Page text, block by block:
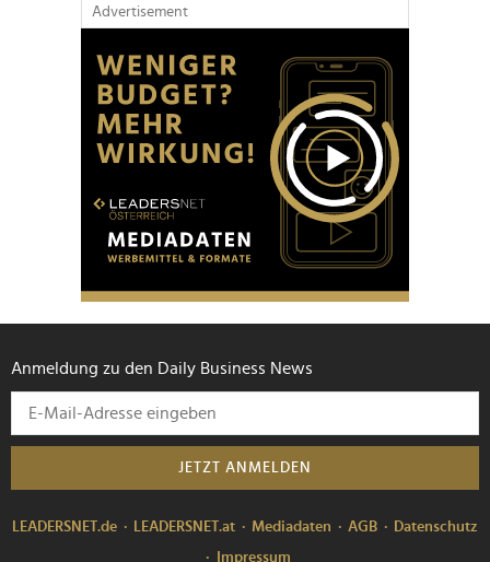
Advertisement
Anmeldung zu den Daily Business News
JETZT ANMELDEN
LEADERSNET.de LEADERSNET.at Mediadaten AGB
Datenschutz
Impressum